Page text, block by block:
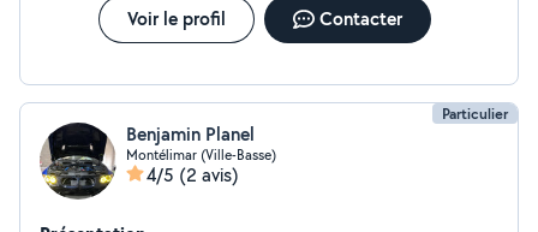
Voir le profil Contacter
Particulier
Benjamin Planel
Montélimar (Ville-Basse)
4/5 (2 avis)